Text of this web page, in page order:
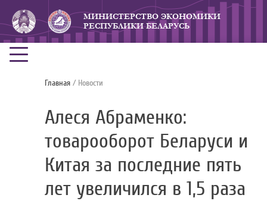
МИНИСТЕРСТВО ЭКОНОМИКИ
РЕСПУБЛИКИ БЕЛАРУСЬ
Главная / Новости
Алеся Абраменко:
товарооборот Беларуси и
Китая за последние пять
лет увеличился в 1,5 раза